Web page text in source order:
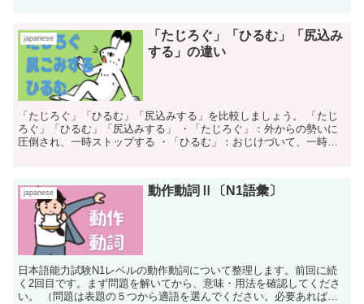
japanese
「たじろぐ」「ひるむ」「尻込み
する」の違い
「たじろぐ」「ひるむ」「尻込みする」を比較しましょう。 「たじ
ろぐ」「ひるむ」「尻込みする」 ・「たじろぐ」：外からの勢いに
圧倒され、一時ストップする ・「ひるむ」：おじけづいて、一時勢
japanese 動作動詞Ⅱ〔N1語彙〕
日本語能力試験N1レベルの動作動詞について整理します。前回に続
く2回目です。まず問題を解いてから、意味・用法を確認してくださ
い。 （問題は表題の５つから適語を選んでください。必要あれば正